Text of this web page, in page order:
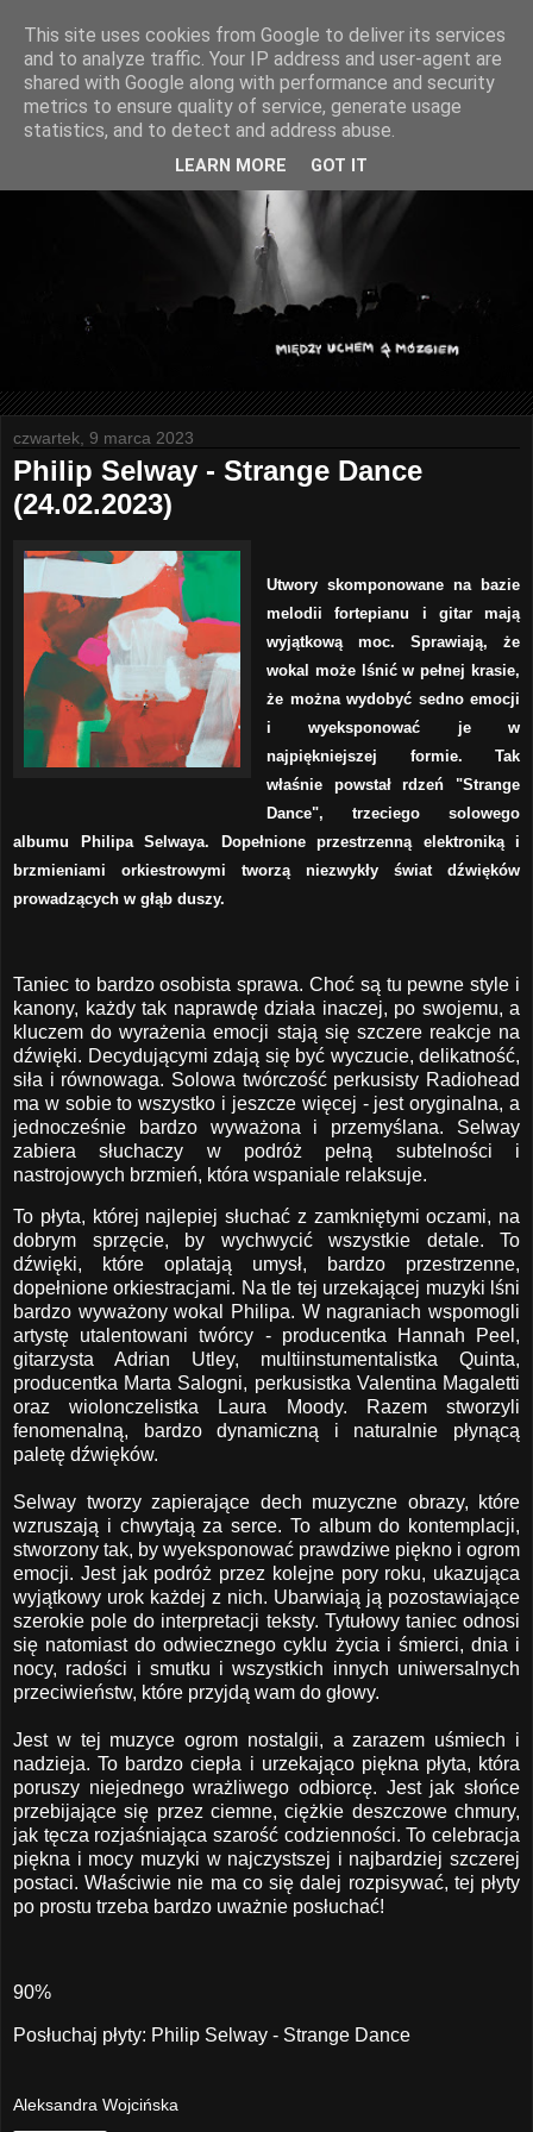
czwartek, 9 marca 2023
Philip Selway - Strange Dance
(24.02.2023)
Utwory skomponowane na bazie
melodii fortepianu i gitar mają
wyjątkową moc. Sprawiają, że
wokal może lśnić w pełnej krasie,
że można wydobyć sedno emocji
i wyeksponować je w
najpiękniejszej formie. Tak
właśnie powstał rdzeń "Strange
Dance", trzeciego solowego
albumu Philipa Selwaya. Dopełnione przestrzenną elektroniką i
brzmieniami orkiestrowymi tworzą niezwykły świat dźwięków
prowadzących w głąb duszy.
Taniec to bardzo osobista sprawa. Choć są tu pewne style i
kanony, każdy tak naprawdę działa inaczej, po swojemu, a
kluczem do wyrażenia emocji stają się szczere reakcje na
dźwięki. Decydującymi zdają się być wyczucie, delikatność,
siła i równowaga. Solowa twórczość perkusisty Radiohead
ma w sobie to wszystko i jeszcze więcej - jest oryginalna, a
jednocześnie bardzo wyważona i przemyślana. Selway
zabiera słuchaczy w podróż pełną subtelności i
nastrojowych brzmień, która wspaniale relaksuje.
To płyta, której najlepiej słuchać z zamkniętymi oczami, na
dobrym sprzęcie, by wychwycić wszystkie detale. To
dźwięki, które oplatają umysł, bardzo przestrzenne,
dopełnione orkiestracjami. Na tle tej urzekającej muzyki lśni
bardzo wyważony wokal Philipa. W nagraniach wspomogli
artystę utalentowani twórcy - producentka Hannah Peel,
gitarzysta Adrian Utley, multiinstumentalistka Quinta,
producentka Marta Salogni, perkusistka Valentina Magaletti
oraz wiolonczelistka Laura Moody. Razem stworzyli
fenomenalną, bardzo dynamiczną i naturalnie płynącą
paletę dźwięków.
Selway tworzy zapierające dech muzyczne obrazy, które
wzruszają i chwytają za serce. To album do kontemplacji,
stworzony tak, by wyeksponować prawdziwe piękno i ogrom
emocji. Jest jak podróż przez kolejne pory roku, ukazująca
wyjątkowy urok każdej z nich. Ubarwiają ją pozostawiające
szerokie pole do interpretacji teksty. Tytułowy taniec odnosi
się natomiast do odwiecznego cyklu życia i śmierci, dnia i
nocy, radości i smutku i wszystkich innych uniwersalnych
przeciwieństw, które przyjdą wam do głowy.
Jest w tej muzyce ogrom nostalgii, a zarazem uśmiech i
nadzieja. To bardzo ciepła i urzekająco piękna płyta, która
poruszy niejednego wrażliwego odbiorcę. Jest jak słońce
przebijające się przez ciemne, ciężkie deszczowe chmury,
jak tęcza rozjaśniająca szarość codzienności. To celebracja
piękna i mocy muzyki w najczystszej i najbardziej szczerej
postaci. Właściwie nie ma co się dalej rozpisywać, tej płyty
po prostu trzeba bardzo uważnie posłuchać!
90%
Posłuchaj płyty: Philip Selway - Strange Dance
Aleksandra Wojcińska
This site uses cookies from Google to deliver its services
and to analyze traffic. Your IP address and user-agent are
shared with Google along with performance and security
metrics to ensure quality of service, generate usage
statistics, and to detect and address abuse.
LEARN MORE GOT IT